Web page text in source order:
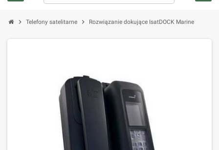
chevron_right Telefony satelitarne chevron_right Rozwiązanie dokujące IsatDOCK Marine